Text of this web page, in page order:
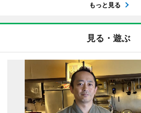
もっと見る
見る・遊ぶ